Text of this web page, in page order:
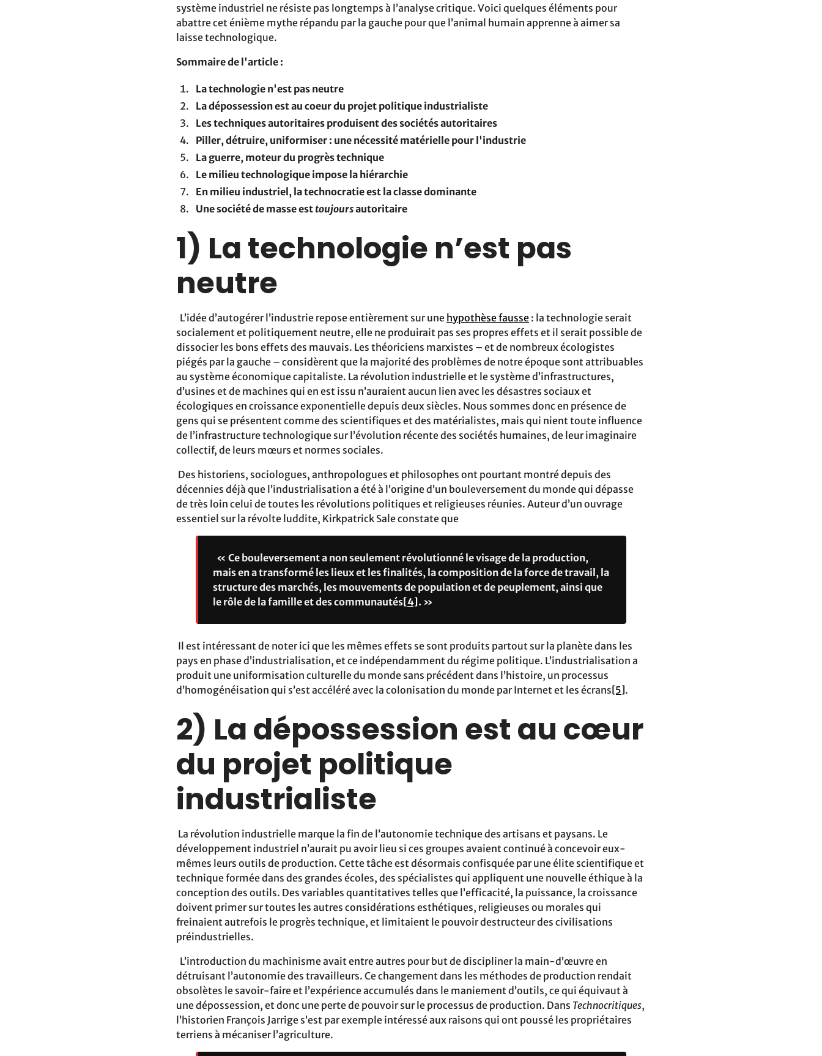
système industriel ne résiste pas longtemps à l’analyse critique. Voici quelques éléments pour
abattre cet énième mythe répandu par la gauche pour que l’animal humain apprenne à aimer sa
laisse technologique.
Sommaire de l'article :
La technologie n'est pas neutre
La dépossession est au coeur du projet politique industrialiste
Les techniques autoritaires produisent des sociétés autoritaires
Piller, détruire, uniformiser : une nécessité matérielle pour l'industrie
La guerre, moteur du progrès technique
Le milieu technologique impose la hiérarchie
En milieu industriel, la technocratie est la classe dominante
Une société de masse est toujoursautoritaire
1) La technologie n’est pas
neutre
L’idée d’autogérer l’industrie repose entièrement sur une hypothèse fausse : la technologie serait
socialement et politiquement neutre, elle ne produirait pas ses propres effets et il serait possible de
dissocier les bons effets des mauvais. Les théoriciens marxistes – et de nombreux écologistes
piégés par la gauche – considèrent que la majorité des problèmes de notre époque sont attribuables
au système économique capitaliste. La révolution industrielle et le système d’infrastructures,
d’usines et de machines qui en est issu n’auraient aucun lien avec les désastres sociaux et
écologiques en croissance exponentielle depuis deux siècles. Nous sommes donc en présence de
gens qui se présentent comme des scientifiques et des matérialistes, mais qui nient toute influence
de l’infrastructure technologique sur l’évolution récente des sociétés humaines, de leur imaginaire
collectif, de leurs mœurs et normes sociales.
Des historiens, sociologues, anthropologues et philosophes ont pourtant montré depuis des
décennies déjà que l’industrialisation a été à l’origine d’un bouleversement du monde qui dépasse
de très loin celui de toutes les révolutions politiques et religieuses réunies. Auteur d’un ouvrage
essentiel sur la révolte luddite, Kirkpatrick Sale constate que
« Ce bouleversement a non seulement révolutionné le visage de la production,
mais en a transformé les lieux et les finalités, la composition de la force de travail, la
structure des marchés, les mouvements de population et de peuplement, ainsi que
le rôle de la famille et des communautés[4] . »
Il est intéressant de noter ici que les mêmes effets se sont produits partout sur la planète dans les
pays en phase d’industrialisation, et ce indépendamment du régime politique. L’industrialisation a
produit une uniformisation culturelle du monde sans précédent dans l’histoire, un processus
d’homogénéisation qui s’est accéléré avec la colonisation du monde par Internet et les écrans [5].
2) La dépossession est au cœur
du projet politique
industrialiste
La révolution industrielle marque la fin de l’autonomie technique des artisans et paysans. Le
développement industriel n’aurait pu avoir lieu si ces groupes avaient continué à concevoir eux-
mêmes leurs outils de production. Cette tâche est désormais confisquée par une élite scientifique et
technique formée dans des grandes écoles, des spécialistes qui appliquent une nouvelle éthique à la
conception des outils. Des variables quantitatives telles que l’efficacité, la puissance, la croissance
doivent primer sur toutes les autres considérations esthétiques, religieuses ou morales qui
freinaient autrefois le progrès technique, et limitaient le pouvoir destructeur des civilisations
préindustrielles.
L’introduction du machinisme avait entre autres pour but de discipliner la main-d’œuvre en
détruisant l’autonomie des travailleurs. Ce changement dans les méthodes de production rendait
obsolètes le savoir-faire et l’expérience accumulés dans le maniement d’outils, ce qui équivaut à
une dépossession, et donc une perte de pouvoir sur le processus de production. Dans Technocritiques,
l’historien François Jarrige s’est par exemple intéressé aux raisons qui ont poussé les propriétaires
terriens à mécaniser l’agriculture.